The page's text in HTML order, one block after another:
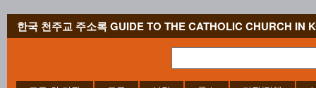
한국 천주교 주소록 GUIDE TO THE CATHOLIC CHURCH IN